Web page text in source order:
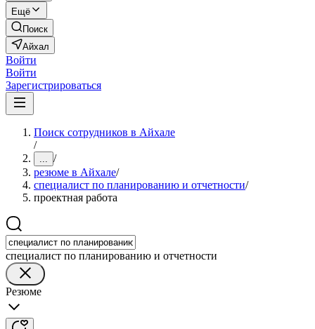
Ещё
Поиск
Айхал
Войти
Войти
Зарегистрироваться
Поиск сотрудников в Айхале
/
... /
резюме в Айхале/
специалист по планированию и отчетности/
проектная работа
специалист по планированию и отчетности
Резюме